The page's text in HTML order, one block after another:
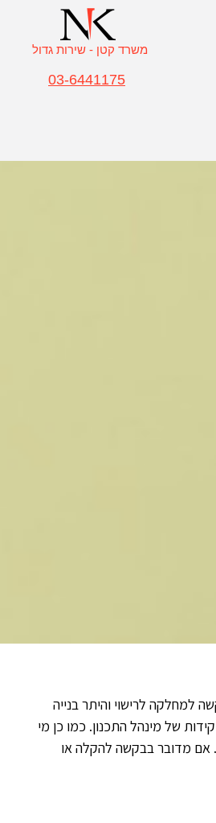
משרד קטן - שירות גדול
03-6441175
למחלקה לרישוי והיתר בנייה
של מינהל התכנון. כמו כן מי
אם מדובר בבקשה להקלה או